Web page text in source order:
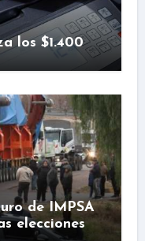
los $1.400
de IMPSA
elecciones